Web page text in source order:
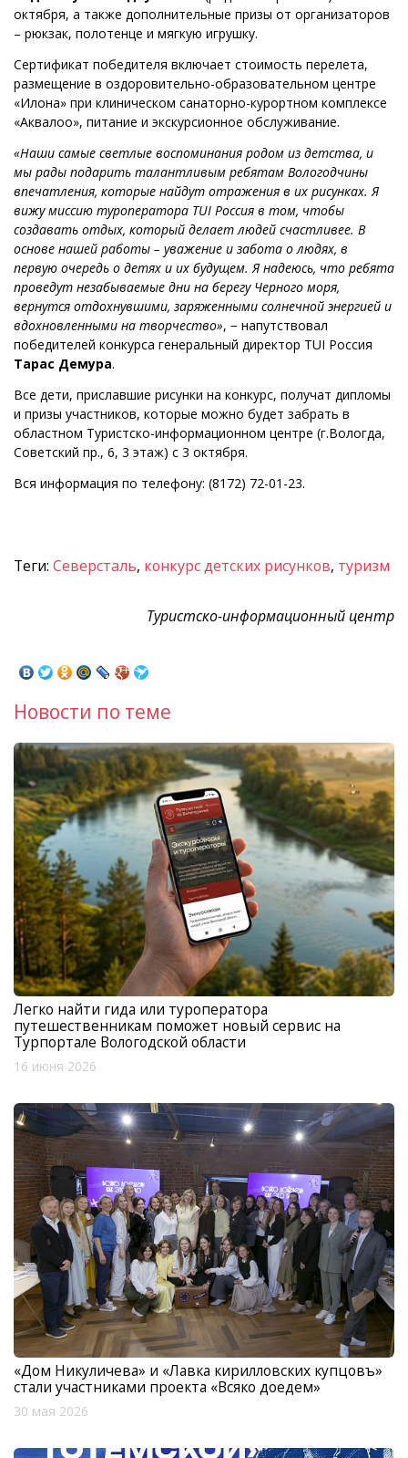
октября, а также дополнительные призы от организаторов
– рюкзак, полотенце и мягкую игрушку.
Сертификат победителя включает стоимость перелета,
размещение в оздоровительно-образовательном центре
«Илона» при клиническом санаторно-курортном комплексе
«Аквалоо», питание и экскурсионное обслуживание.
«Наши самые светлые воспоминания родом из детства, и
мы рады подарить талантливым ребятам Вологодчины
впечатления, которые найдут отражения в их рисунках. Я
вижу миссию туроператора TUI Россия в том, чтобы
создавать отдых, который делает людей счастливее. В
основе нашей работы – уважение и забота о людях, в
первую очередь о детях и их будущем. Я надеюсь, что ребята
проведут незабываемые дни на берегу Черного моря,
вернутся отдохнувшими, заряженными солнечной энергией и
вдохновленными на творчество», − напутствовал
победителей конкурса генеральный директор TUI Россия
Тарас Демура.
Все дети, приславшие рисунки на конкурс, получат дипломы
и призы участников, которые можно будет забрать в
областном Туристско-информационном центре (г.Вологда,
Советский пр., 6, 3 этаж) с 3 октября.
Вся информация по телефону: (8172) 72-01-23.
Теги: Северсталь, конкурс детских рисунков, туризм
Туристско-информационный центр
Новости по теме
Легко найти гида или туроператора
путешественникам поможет новый сервис на
Турпортале Вологодской области
16 июня 2026
«Дом Никуличева» и «Лавка кирилловских купцовъ»
стали участниками проекта «Всяко доедем»
30 мая 2026